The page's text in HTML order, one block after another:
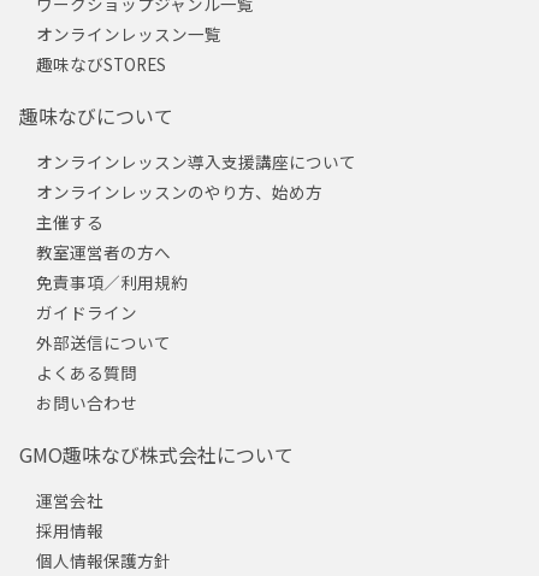
オンラインレッスン一覧
趣味なびSTORES
趣味なびについて
オンラインレッスン導入支援講座について
オンラインレッスンのやり方、始め方
主催する
教室運営者の方へ
免責事項／利用規約
ガイドライン
外部送信について
よくある質問
お問い合わせ
GMO趣味なび株式会社について
運営会社
採用情報
個人情報保護方針